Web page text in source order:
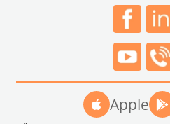
Apple